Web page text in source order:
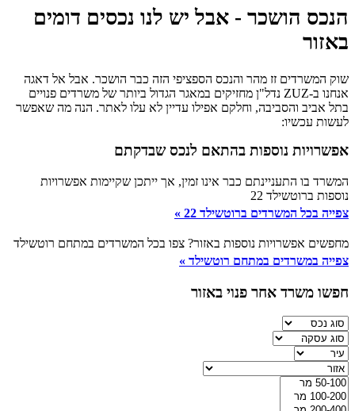
הנכס הושכר - אבל יש לנו נכסים דומים
באזור
שוק המשרדים זז מהר והנכס הספציפי הזה כבר הושכר. אבל אל דאגה
אנחנו ב-ZUZ נדל"ן מחזיקים במאגר הגדול ביותר של משרדים פנויים
בתל אביב והסביבה, וחלקם אפילו עדיין לא עלו לאתר. הנה מה שאפשר
לעשות עכשיו:
אפשרויות נוספות בהתאם לנכס שבדקתם
המשרד בו התעניינתם כבר אינו זמין, אך ייתכן שקיימות אפשרויות
נוספות ברוטשילד 22
צפייה בכל המשרדים ברוטשילד 22 »
מחפשים אפשרויות נוספות באזור? צפו בכל המשרדים במתחם רוטשילד
צפייה במשרדים במתחם רוטשילד »
חפשו משרד אחר פנוי באזור